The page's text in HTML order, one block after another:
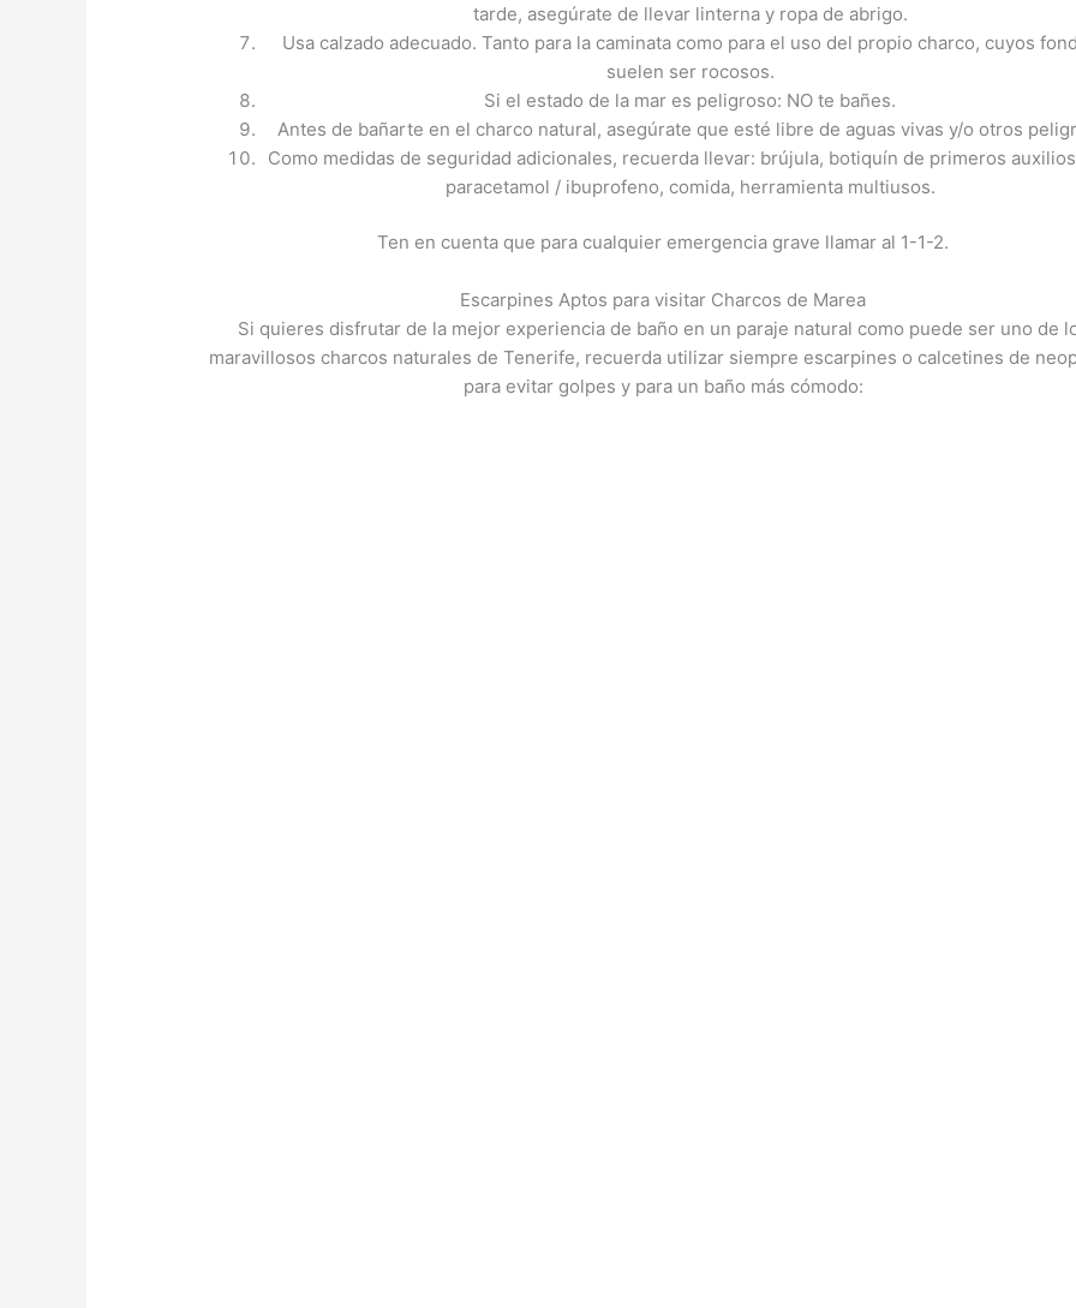
tarde, asegúrate de llevar linterna y ropa de abrigo.
Usa calzado adecuado. Tanto para la caminata como para el uso del propio charco, cuyos
suelen ser rocosos.
Si el estado de la mar es peligroso: NO te bañes.
Antes de bañarte en el charco natural, asegúrate que esté libre de aguas vivas y/o otros
Como medidas de seguridad adicionales, recuerda llevar: brújula, botiquín de primeros
paracetamol / ibuprofeno, comida, herramienta multiusos.
Ten en cuenta que para cualquier emergencia grave llamar al 1-1-2.
Escarpines Aptos para visitar Charcos de Marea
Si quieres disfrutar de la mejor experiencia de baño en un paraje natural como puede ser uno de
maravillosos charcos naturales de Tenerife, recuerda utilizar siempre escarpines o calcetines de
para evitar golpes y para un baño más cómodo: